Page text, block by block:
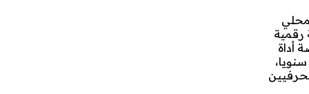
رقمية
أداة
للحرفيين